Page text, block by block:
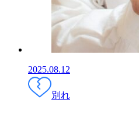
2025.08.12
別れ